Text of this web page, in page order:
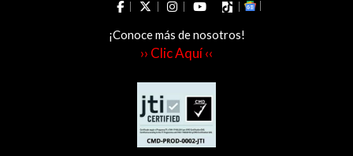
¡Conoce más de nosotros!
›› Clic Aquí ‹‹